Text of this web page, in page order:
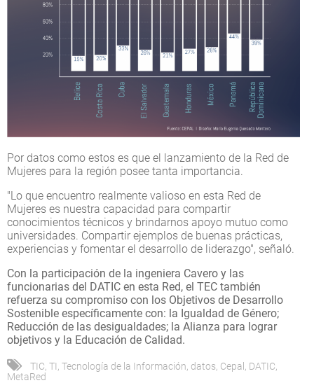
Por datos como estos es que el lanzamiento de la Red de
Mujeres para la región posee tanta importancia.
"Lo que encuentro realmente valioso en esta Red de
Mujeres es nuestra capacidad para compartir
conocimientos técnicos y brindarnos apoyo mutuo como
universidades. Compartir ejemplos de buenas prácticas,
experiencias y fomentar el desarrollo de liderazgo", señaló.
Con la participación de la ingeniera Cavero y las
funcionarias del DATIC en esta Red, el TEC también
refuerza su compromiso con los Objetivos de Desarrollo
Sostenible específicamente con: la Igualdad de Género;
Reducción de las desigualdades; la Alianza para lograr
objetivos y la Educación de Calidad.
TIC TI Tecnología de la Información datos Cepal DATIC
MetaRed